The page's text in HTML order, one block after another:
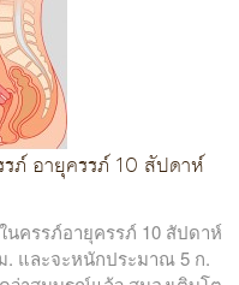
ภ์ อายุครรภ์ 10 สัปดาห์
ครรภ์อายุครรภ์ 10 สัปดาห์
และจะหนักประมาณ 5 ก.